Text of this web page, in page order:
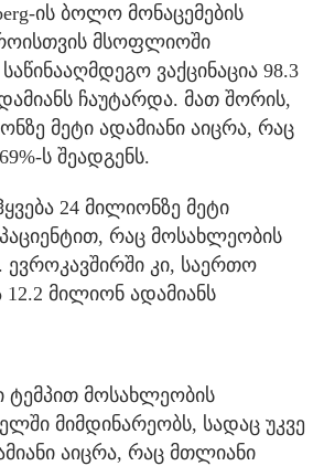
ის ბოლო მონაცემების
მსოფლიოში
ვაქცინაცია 98.3
ჩაუტარდა. მათ შორის,
მეტი ადამიანი აიცრა, რაც
ს შეადგენს.
24 მილიონზე მეტი
რაც მოსახლეობის
ევროკავშირში კი, საერთო
12.2 მილიონ ადამიანს
ტემპით მოსახლეობის
მიმდინარეობს, სადაც უკვე
აიცრა, რაც მთლიანი